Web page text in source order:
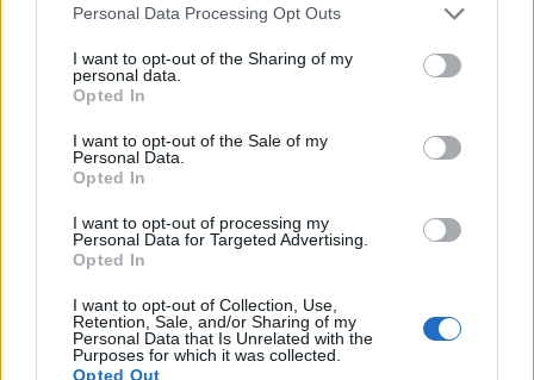
Personal Data Processing Opt Outs
I want to opt-out of the Sharing of my
personal data.
Opted In
I want to opt-out of the Sale of my
Personal Data.
Opted In
I want to opt-out of processing my
Personal Data for Targeted Advertising.
Opted In
I want to opt-out of Collection, Use,
Retention, Sale, and/or Sharing of my
Personal Data that Is Unrelated with the
Purposes for which it was collected.
Opted Out
Oct 28, 2022
Anarien
Board Administrator
Hola a todos,
xKr0z said:↑
Buenas tardes a todos, soy un jugador antiguo del servidor de
Agathon y me dieron ganas de volver a este vicio, pero al iniciar el
cliente me sale un cartel que dice: